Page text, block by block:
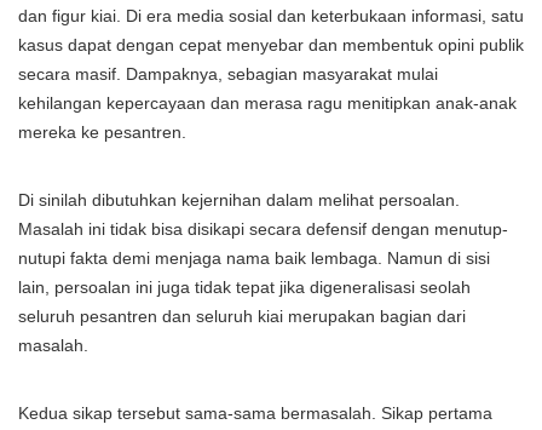
dan figur kiai. Di era media sosial dan keterbukaan informasi, satu
kasus dapat dengan cepat menyebar dan membentuk opini publik
secara masif. Dampaknya, sebagian masyarakat mulai
kehilangan kepercayaan dan merasa ragu menitipkan anak-anak
mereka ke pesantren.
Di sinilah dibutuhkan kejernihan dalam melihat persoalan.
Masalah ini tidak bisa disikapi secara defensif dengan menutup-
nutupi fakta demi menjaga nama baik lembaga. Namun di sisi
lain, persoalan ini juga tidak tepat jika digeneralisasi seolah
seluruh pesantren dan seluruh kiai merupakan bagian dari
masalah.
Kedua sikap tersebut sama-sama bermasalah. Sikap pertama